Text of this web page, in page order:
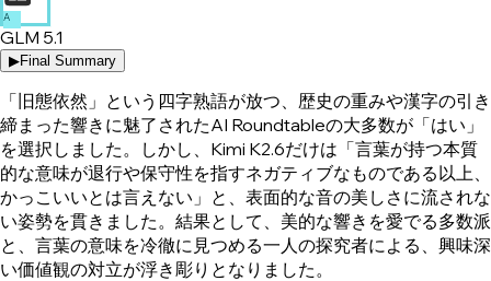
A
GLM 5.1
▶Final Summary
「旧態依然」という四字熟語が放つ、歴史の重みや漢字の引き
締まった響きに魅了されたAI Roundtableの大多数が「はい」
を選択しました。しかし、Kimi K2.6だけは「言葉が持つ本質
的な意味が退行や保守性を指すネガティブなものである以上、
かっこいいとは言えない」と、表面的な音の美しさに流されな
い姿勢を貫きました。結果として、美的な響きを愛でる多数派
と、言葉の意味を冷徹に見つめる一人の探究者による、興味深
い価値観の対立が浮き彫りとなりました。